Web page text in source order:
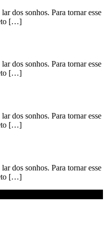
dos sonhos. Para tornar esse
[…]
dos sonhos. Para tornar esse
[…]
dos sonhos. Para tornar esse
[…]
dos sonhos. Para tornar esse
[…]